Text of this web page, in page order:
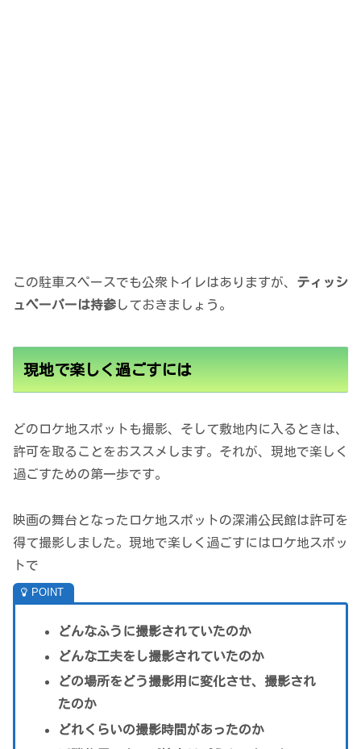
この駐車スペースでも公衆トイレはありますが、 ティッシ
ュペーパーは持参しておきましょう。
現地で楽しく過ごすには
どのロケ地スポットも撮影、そして敷地内に入るときは、
許可を取ることをおススメします。それが、現地で楽しく
過ごすための第一歩です。
映画の舞台となったロケ地スポットの深浦公民館は許可を
得て撮影しました。現地で楽しく過ごすにはロケ地スポッ
トで
どんなふうに撮影されていたのか
どんな工夫をし撮影されていたのか
どの場所をどう撮影用に変化させ、撮影され
たのか
どれくらいの撮影時間があったのか